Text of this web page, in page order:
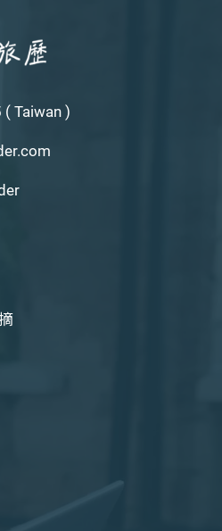
Taiwan )